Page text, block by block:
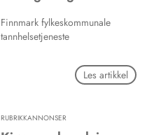
Finnmark fylkeskommunale
tannhelsetjeneste
Les artikkel
RUBRIKKANNONSER